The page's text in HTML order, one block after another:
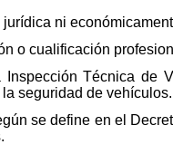
ni
o cualificación
Técnica de
seguridad de vehículos.
se define en el